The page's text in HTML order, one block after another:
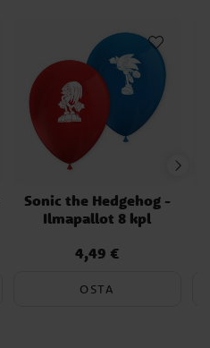
Sonic the Hedgehog -
Ilmapallot 8 kpl
Hinta:4,49 €
4,49 €
OSTA